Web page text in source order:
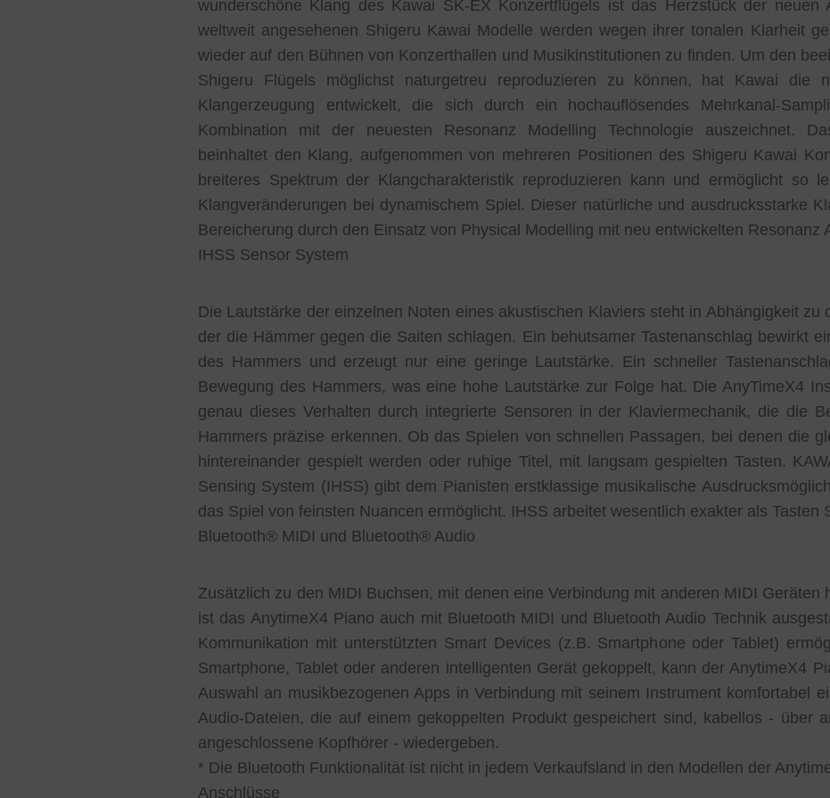
wunderschöne Klang des Kawai SK-EX Konzertflügels ist das Herzstück der neuen
weltweit angesehenen Shigeru Kawai Modelle werden wegen ihrer tonalen Klarheit
wieder auf den Bühnen von Konzerthallen und Musikinstitutionen zu finden. Um den
Shigeru Flügels möglichst naturgetreu reproduzieren zu können, hat Kawai die
Klangerzeugung entwickelt, die sich durch ein hochauflösendes Mehrkanal-
Kombination mit der neuesten Resonanz Modelling Technologie auszeichnet.
beinhaltet den Klang, aufgenommen von mehreren Positionen des Shigeru Kawai
breiteres Spektrum der Klangcharakteristik reproduzieren kann und ermöglicht so
Klangveränderungen bei dynamischem Spiel. Dieser natürliche und ausdrucksstarke
Bereicherung durch den Einsatz von Physical Modelling mit neu entwickelten Resonanz
IHSS Sensor System
Die Lautstärke der einzelnen Noten eines akustischen Klaviers steht in Abhängigkeit zu
der die Hämmer gegen die Saiten schlagen. Ein behutsamer Tastenanschlag bewirkt
des Hammers und erzeugt nur eine geringe Lautstärke. Ein schneller
Bewegung des Hammers, was eine hohe Lautstärke zur Folge hat. Die AnyTimeX4
genau dieses Verhalten durch integrierte Sensoren in der Klaviermechanik, die die
Hammers präzise erkennen. Ob das Spielen von schnellen Passagen, bei denen die
hintereinander gespielt werden oder ruhige Titel, mit langsam gespielten Tasten.
Sensing System (IHSS) gibt dem Pianisten erstklassige musikalische
das Spiel von feinsten Nuancen ermöglicht. IHSS arbeitet wesentlich exakter als Tasten
Bluetooth® MIDI und Bluetooth® Audio
Zusätzlich zu den MIDI Buchsen, mit denen eine Verbindung mit anderen MIDI Geräten
ist das AnytimeX4 Piano auch mit Bluetooth MIDI und Bluetooth Audio Technik
Kommunikation mit unterstützten Smart Devices (z.B. Smartphone oder Tablet)
Smartphone, Tablet oder anderen intelligenten Gerät gekoppelt, kann der AnytimeX4
Auswahl an musikbezogenen Apps in Verbindung mit seinem Instrument komfortabel
Audio-Dateien, die auf einem gekoppelten Produkt gespeichert sind, kabellos - über
angeschlossene Kopfhörer - wiedergeben.
* Die Bluetooth Funktionalität ist nicht in jedem Verkaufsland in den Modellen der
Anschlüsse